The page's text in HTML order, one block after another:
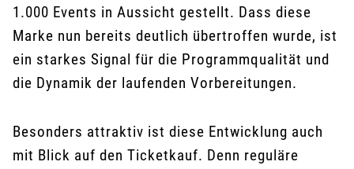
1.000 Events in Aussicht gestellt. Dass diese
Marke nun bereits deutlich übertroffen wurde, ist
ein starkes Signal für die Programmqualität und
die Dynamik der laufenden Vorbereitungen.
Besonders attraktiv ist diese Entwicklung auch
mit Blick auf den Ticketkauf. Denn reguläre